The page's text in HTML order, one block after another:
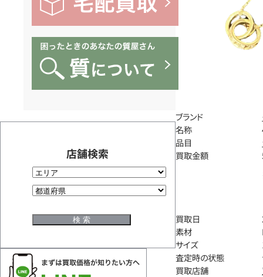
店舗検索
ブランド
名称
品目
買取金額
買取日
素材
サイズ
査定時の状態
買取店舗